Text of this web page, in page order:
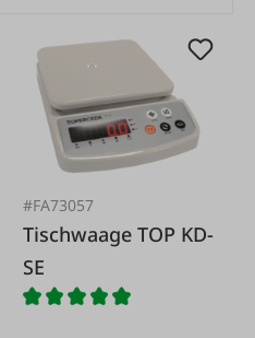
#FA73057
Tischwaage TOP KD-
SE